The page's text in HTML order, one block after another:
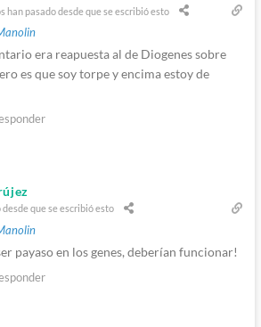
han pasado desde que se escribió esto
era reapuesta al de Diogenes sobre
es que soy torpe y encima estoy de
desde que se escribió esto
payaso en los genes, deberían funcionar!